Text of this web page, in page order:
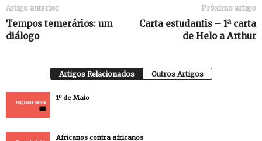
Artigo anterior
Tempos temerários: um
diálogo
Próximo artigo
Carta estudantis – 1ª carta
de Helo a Arthur
Artigos Relacionados Outros Artigos
1º de Maio
Africanos contra africanos